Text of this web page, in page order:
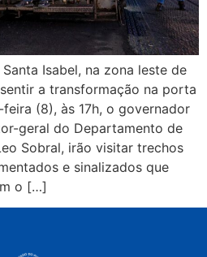
Isabel, na zona leste de
a transformação na porta
(8), às 17h, o governador
geral do Departamento de
Sobral, irão visitar trechos
e sinalizados que
o […]